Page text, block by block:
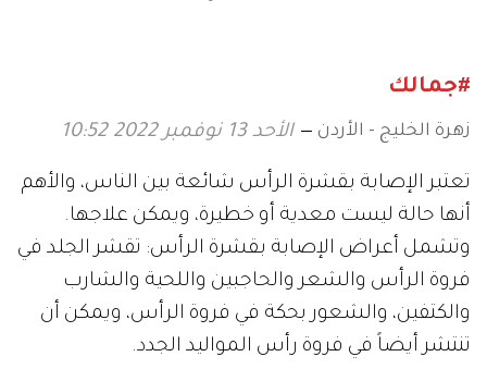
#جمالك
زهرة الخليج - الأردن الأحد 13 نوفمبر 2022 10:52
تعتبر الإصابة بقشرة الرأس شائعة بين الناس، والأهم
أنها حالة ليست معدية أو خطيرة، ويمكن علاجها.
وتشمل أعراض الإصابة بقشرة الرأس: تقشر الجلد في
فروة الرأس والشعر والحاجبين واللحية والشارب
والكتفين، والشعور بحكة في فروة الرأس، ويمكن أن
تنتشر أيضاً في فروة رأس المواليد الجدد.